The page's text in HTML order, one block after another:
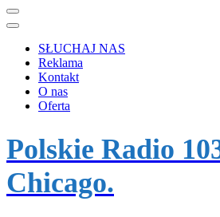
SŁUCHAJ NAS
Reklama
Kontakt
O nas
Oferta
Polskie Radio
Chicago.